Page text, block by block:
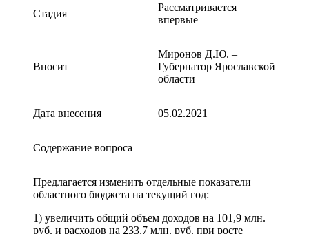
Стадия
Рассматривается
впервые
Вносит
Миронов Д.Ю. –
Губернатор Ярославской
области
Дата внесения 05.02.2021
Содержание вопроса
Предлагается изменить отдельные показатели
областного бюджета на текущий год:
1) увеличить общий объем доходов на 101,9 млн.
руб. и расходов на 233,7 млн. руб. при росте